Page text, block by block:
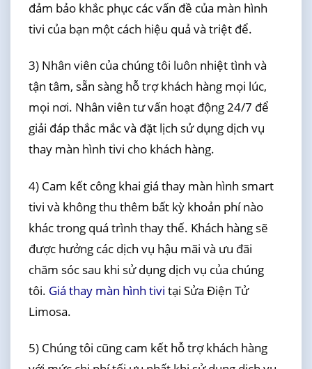
đảm bảo khắc phục các vấn đề của màn hình
tivi của bạn một cách hiệu quả và triệt để.
3) Nhân viên của chúng tôi luôn nhiệt tình và
tận tâm, sẵn sàng hỗ trợ khách hàng mọi lúc,
mọi nơi. Nhân viên tư vấn hoạt động 24/7 để
giải đáp thắc mắc và đặt lịch sử dụng dịch vụ
thay màn hình tivi cho khách hàng.
4) Cam kết công khai giá thay màn hình smart
tivi và không thu thêm bất kỳ khoản phí nào
khác trong quá trình thay thế. Khách hàng sẽ
được hưởng các dịch vụ hậu mãi và ưu đãi
chăm sóc sau khi sử dụng dịch vụ của chúng
tôi. Giá thay màn hình tivi tại Sửa Điện Tử
Limosa.
5) Chúng tôi cũng cam kết hỗ trợ khách hàng